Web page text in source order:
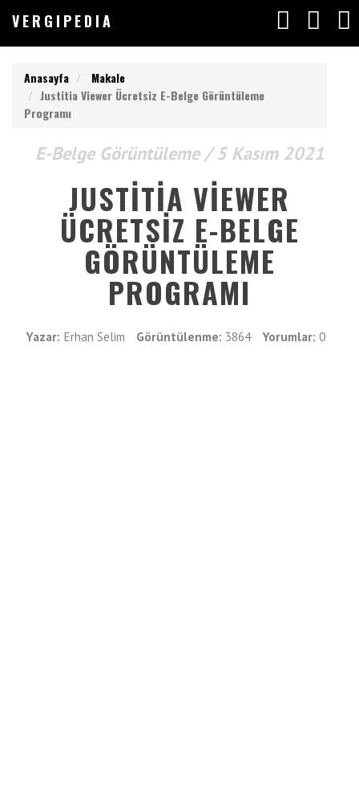
VERGIPEDIA
Anasayfa
Makale
Justitia Viewer Ücretsiz E-Belge Görüntüleme
Programı
E-Belge Görüntüleme /5 Kasım 2021
JUSTITIA VIEWER
ÜCRETSIZ E-BELGE
GÖRÜNTÜLEME
PROGRAMI
Yazar: Erhan Selim Görüntülenme: 3864 Yorumlar: 0
Yazılar
Makaleler
Değerlendirmeler
Listeler
Vergimedia
VERGIPEDIA
İSTEDEĞİNİZ
KELİMEYİ